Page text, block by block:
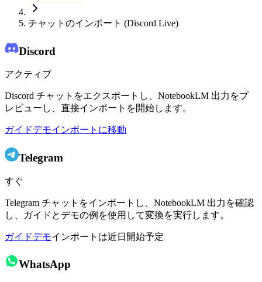
チャットのインポート (Discord Live)
Discord
アクティブ
Discord チャットをエクスポートし、NotebookLM 出力をプ
レビューし、直接インポートを開始します。
ガイドデモインポートに移動
Telegram
すぐ
Telegram チャットをインポートし、NotebookLM 出力を確認
し、ガイドとデモの例を使用して変換を実行します。
ガイドデモインポートは近日開始予定
WhatsApp